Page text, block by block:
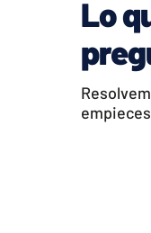
Lo